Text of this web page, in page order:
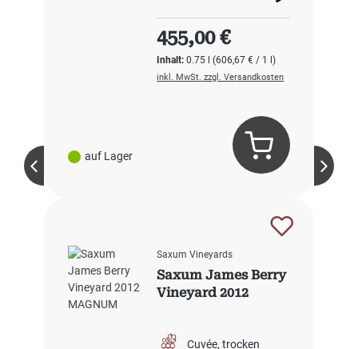
auf Lager
Inhalt:0.75 l(606,67 € / 1 l)
Regulärer Preis:
455,00 €
inkl. MwSt. zzgl. Versandkosten
Saxum Vineyards
Saxum James Berry
Vineyard 2012
Cuvée trocken